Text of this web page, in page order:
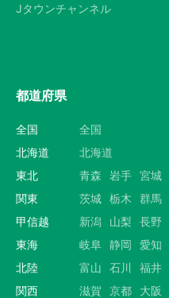
Jタウンチャンネル
都道府県
全国
全国
北海道
北海道
東北
青森 岩手 宮城
関東
茨城 栃木 群馬
甲信越
新潟 山梨
長野
東海
岐阜 静岡 愛知
北陸
富山 石川
福井
関西
滋賀 京都 大阪